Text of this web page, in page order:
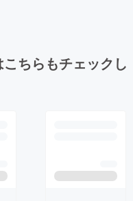
ちらもチェックし